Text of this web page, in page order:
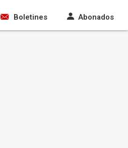
Boletines Abonados